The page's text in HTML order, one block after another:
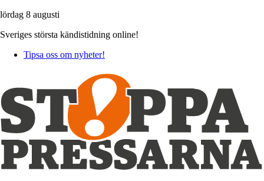
lördag 8 augusti
Sveriges största kändistidning online!
Tipsa oss om nyheter!